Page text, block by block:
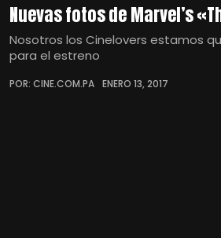
Nuevas fotos de Marvel’s
Nosotros los Cinelovers estamos
para el estreno
POR: CINE.COM.PA ENERO 13, 2017